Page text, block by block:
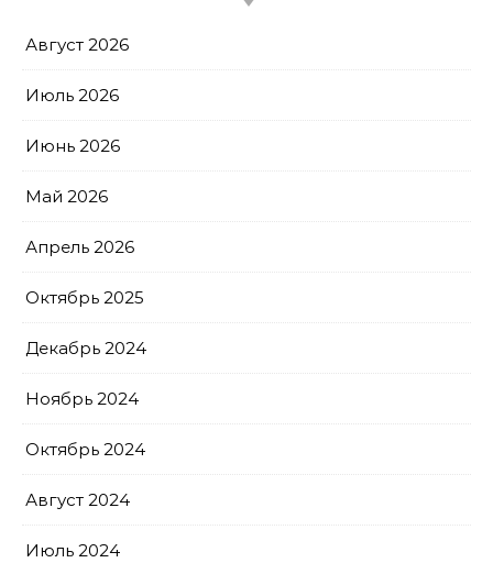
Август 2026
Июль 2026
Июнь 2026
Май 2026
Апрель 2026
Октябрь 2025
Декабрь 2024
Ноябрь 2024
Октябрь 2024
Август 2024
Июль 2024